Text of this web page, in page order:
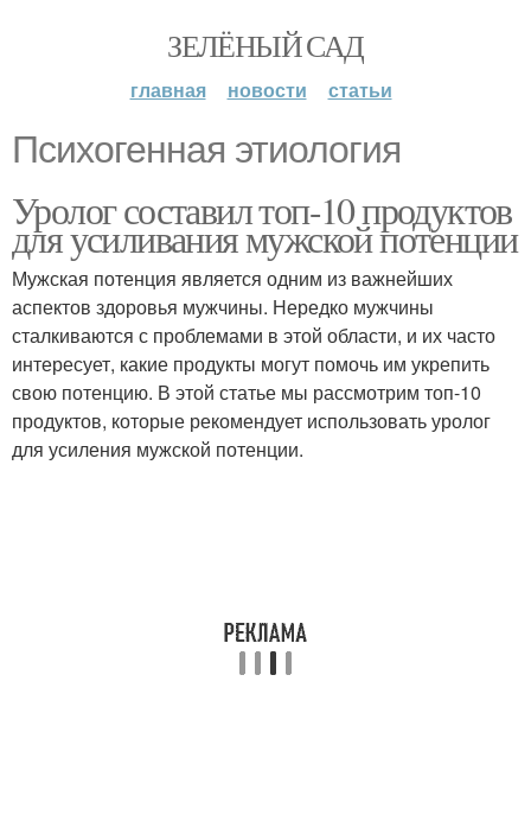
ЗЕЛЁНЫЙ САД
главная новости статьи
Психогенная этиология
Уролог составил топ-10 продуктов
для усиливания мужской потенции
Мужская потенция является одним из важнейших
аспектов здоровья мужчины. Нередко мужчины
сталкиваются с проблемами в этой области, и их часто
интересует, какие продукты могут помочь им укрепить
свою потенцию. В этой статье мы рассмотрим топ-10
продуктов, которые рекомендует использовать уролог
для усиления мужской потенции.